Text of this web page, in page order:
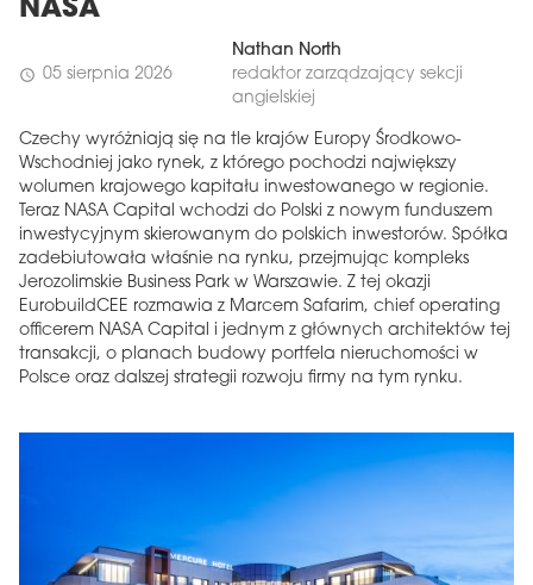
NASA
schedule 05 sierpnia 2026
Nathan North
redaktor zarządzający sekcji
angielskiej
Czechy wyróżniają się na tle krajów Europy Środkowo-
Wschodniej jako rynek, z którego pochodzi największy
wolumen krajowego kapitału inwestowanego w regionie.
Teraz NASA Capital wchodzi do Polski z nowym funduszem
inwestycyjnym skierowanym do polskich inwestorów. Spółka
zadebiutowała właśnie na rynku, przejmując kompleks
Jerozolimskie Business Park w Warszawie. Z tej okazji
EurobuildCEE rozmawia z Marcem Safarim, chief operating
officerem NASA Capital i jednym z głównych architektów tej
transakcji, o planach budowy portfela nieruchomości w
Polsce oraz dalszej strategii rozwoju firmy na tym rynku.